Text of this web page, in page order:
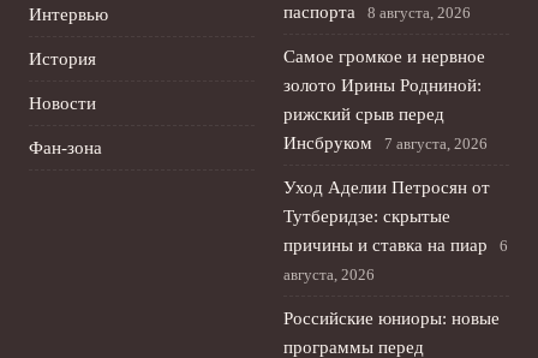
Интервью
История
Новости
Фан-зона
паспорта
8 августа, 2026
Самое громкое и нервное
золото Ирины Родниной:
рижский срыв перед
Инсбруком
7 августа, 2026
Уход Аделии Петросян от
Тутберидзе: скрытые
причины и ставка на пиар
6
августа, 2026
Российские юниоры: новые
программы перед